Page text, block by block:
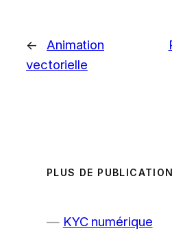
←
Animation
vectorielle
PLUS DE
KYC numérique